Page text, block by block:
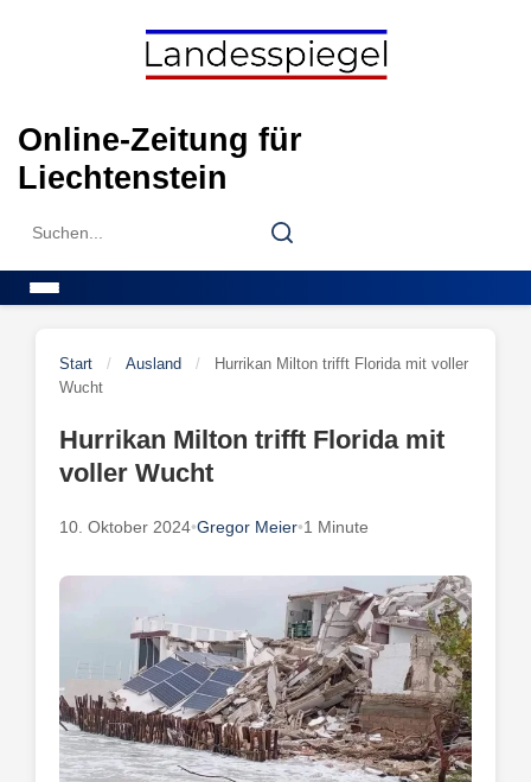
Online-Zeitung für
Liechtenstein
Search
Search
Start / Ausland /
Hurrikan Milton trifft Florida mit voller
Wucht
Hurrikan Milton trifft Florida mit
voller Wucht
10. Oktober 2024•Gregor Meier•1 Minute